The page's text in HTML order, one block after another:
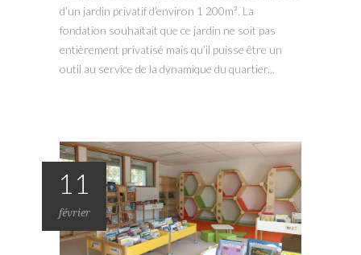
d’un jardin privatif d’environ 1 200m². La
fondation souhaitait que ce jardin ne soit pas
entièrement privatisé mais qu’il puisse être un
outil au service de la dynamique du quartier...
11
février